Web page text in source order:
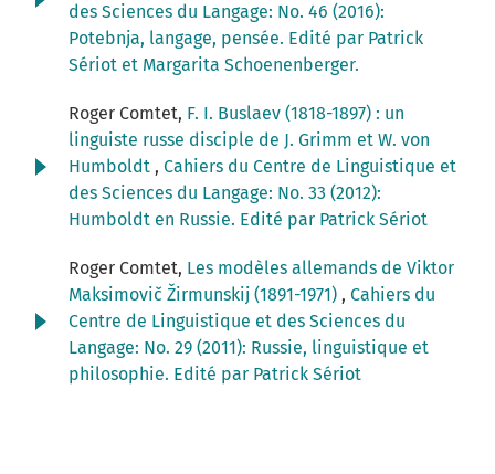
des Sciences du Langage: No. 46 (2016):
Potebnja, langage, pensée. Edité par Patrick
Sériot et Margarita Schoenenberger.
Roger Comtet, F. I. Buslaev (1818-1897) : un
linguiste russe disciple de J. Grimm et W. von
Humboldt , Cahiers du Centre de Linguistique et
des Sciences du Langage: No. 33 (2012):
Humboldt en Russie. Edité par Patrick Sériot
Roger Comtet, Les modèles allemands de Viktor
Maksimovič Žirmunskij (1891-1971) , Cahiers du
Centre de Linguistique et des Sciences du
Langage: No. 29 (2011): Russie, linguistique et
philosophie. Edité par Patrick Sériot